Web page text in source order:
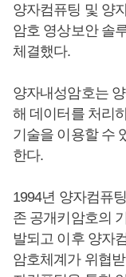
양자컴퓨팅 및 양
암호 영상보안 솔
체결했다.
양자내성암호는
해 데이터를 처리
기술을 이용할 수
한다.
1994년 양자컴퓨
존 공개키암호의
발되고 이후 양자
암호체계가 위협